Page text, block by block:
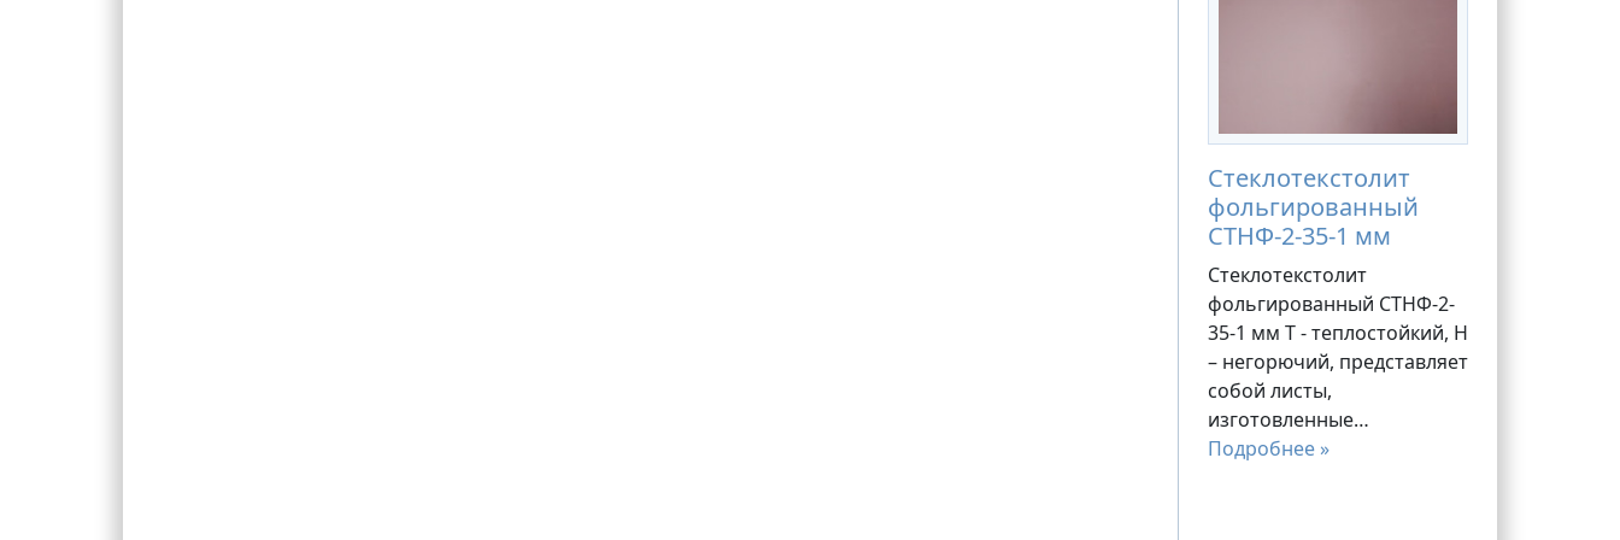
Стеклотекстолит
фольгированный
СТНФ-2-35-1 мм
Стеклотекстолит
фольгированный СТНФ-2-
35-1 мм Т - теплостойкий, Н
– негорючий, представляет
собой листы,
изготовленные…
Подробнее »